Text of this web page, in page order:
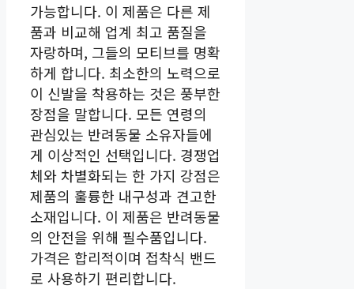
가능합니다. 이 제품은 다른 제
품과 비교해 업계 최고 품질을
자랑하며, 그들의 모티브를 명확
하게 합니다. 최소한의 노력으로
이 신발을 착용하는 것은 풍부한
장점을 말합니다. 모든 연령의
관심있는 반려동물 소유자들에
게 이상적인 선택입니다. 경쟁업
체와 차별화되는 한 가지 강점은
제품의 훌륭한 내구성과 견고한
소재입니다. 이 제품은 반려동물
의 안전을 위해 필수품입니다.
가격은 합리적이며 접착식 밴드
로 사용하기 편리합니다.